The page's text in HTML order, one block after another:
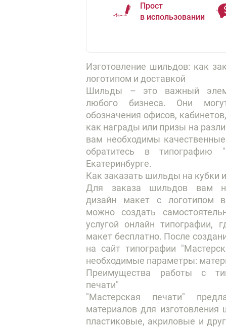
Прост
в использовании
Изготовление шильдов: как
логотипом и доставкой
Шильды – это важный
любого бизнеса. Они
обозначения офисов,
как награды или призы на
вам необходимы
обратитесь в типографию
Екатеринбурге.
Как заказать шильды на кубки
Для заказа шильдов вам
дизайн макет с логотипом
можно создать
услугой онлайн типографии,
макет бесплатно. После
на сайт типографии
необходимые параметры:
Преимущества работы с
печати"
"Мастерская печати"
материалов для изготовления
пластиковые, акриловые и